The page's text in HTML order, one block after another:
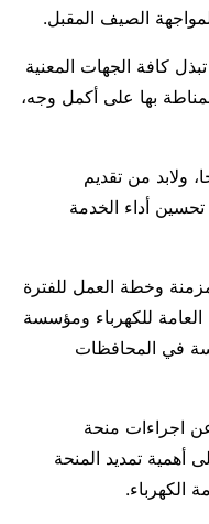
الصيف المقبل.
كافة الجهات المعنية
بها على أكمل وجه،
ولابد من تقديم
أداء الخدمة
وخطة العمل للفترة
العامة للكهرباء ومؤسسة
في المحافظات
عن اجراءات منحة
أهمية تمديد المنحة
الكهرباء.